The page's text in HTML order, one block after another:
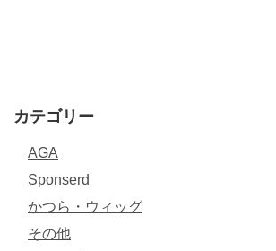
カテゴリー
AGA
Sponserd
かつら・ウィッグ
その他